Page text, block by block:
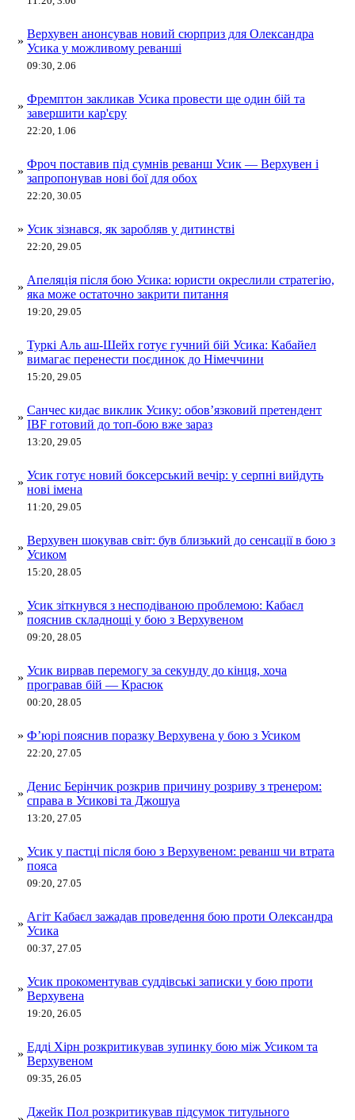
»
Верхувен анонсував новий сюрприз для Олександра
Усика у можливому реванші
09:30, 2.06
»
Фремптон закликав Усика провести ще один бій та
завершити кар'єру
22:20, 1.06
»
Фроч поставив під сумнів реванш Усик — Верхувен і
запропонував нові бої для обох
22:20, 30.05
» Усик зізнався, як заробляв у дитинстві
22:20, 29.05
»
Апеляція після бою Усика: юристи окреслили стратегію,
яка може остаточно закрити питання
19:20, 29.05
»
Туркі Аль аш-Шейх готує гучний бій Усика: Кабайел
вимагає перенести поєдинок до Німеччини
15:20, 29.05
»
Санчес кидає виклик Усику: обов’язковий претендент
IBF готовий до топ-бою вже зараз
13:20, 29.05
»
Усик готує новий боксерський вечір: у серпні вийдуть
нові імена
11:20, 29.05
»
Верхувен шокував світ: був близький до сенсації в бою з
Усиком
15:20, 28.05
»
Усик зіткнувся з несподіваною проблемою: Кабаєл
пояснив складнощі у бою з Верхувеном
09:20, 28.05
»
Усик вирвав перемогу за секунду до кінця, хоча
програвав бій — Красюк
00:20, 28.05
» Ф’юрі пояснив поразку Верхувена у бою з Усиком
22:20, 27.05
»
Денис Берінчик розкрив причину розриву з тренером:
справа в Усикові та Джошуа
13:20, 27.05
»
Усик у пастці після бою з Верхувеном: реванш чи втрата
пояса
09:20, 27.05
»
Агіт Кабаєл зажадав проведення бою проти Олександра
Усика
00:37, 27.05
»
Усик прокоментував суддівські записки у бою проти
Верхувена
19:20, 26.05
»
Едді Хірн розкритикував зупинку бою між Усиком та
Верхувеном
09:35, 26.05
Джейк Пол розкритикував підсумок титульного